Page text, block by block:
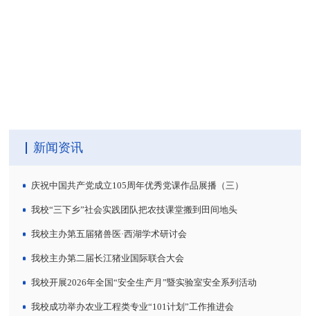
新闻资讯
庆祝中国共产党成立105周年优秀党课作品展播（三）
我校“三下乡”社会实践团队把农技课堂搬到田间地头
我校主办第五届猪兽医·西湖学术研讨会
我校主办第二届长江猪业国际联合大会
我校开展2026年全国“安全生产月”暨实验室安全系列活动
我校成功举办农业工程类专业“101计划”工作推进会